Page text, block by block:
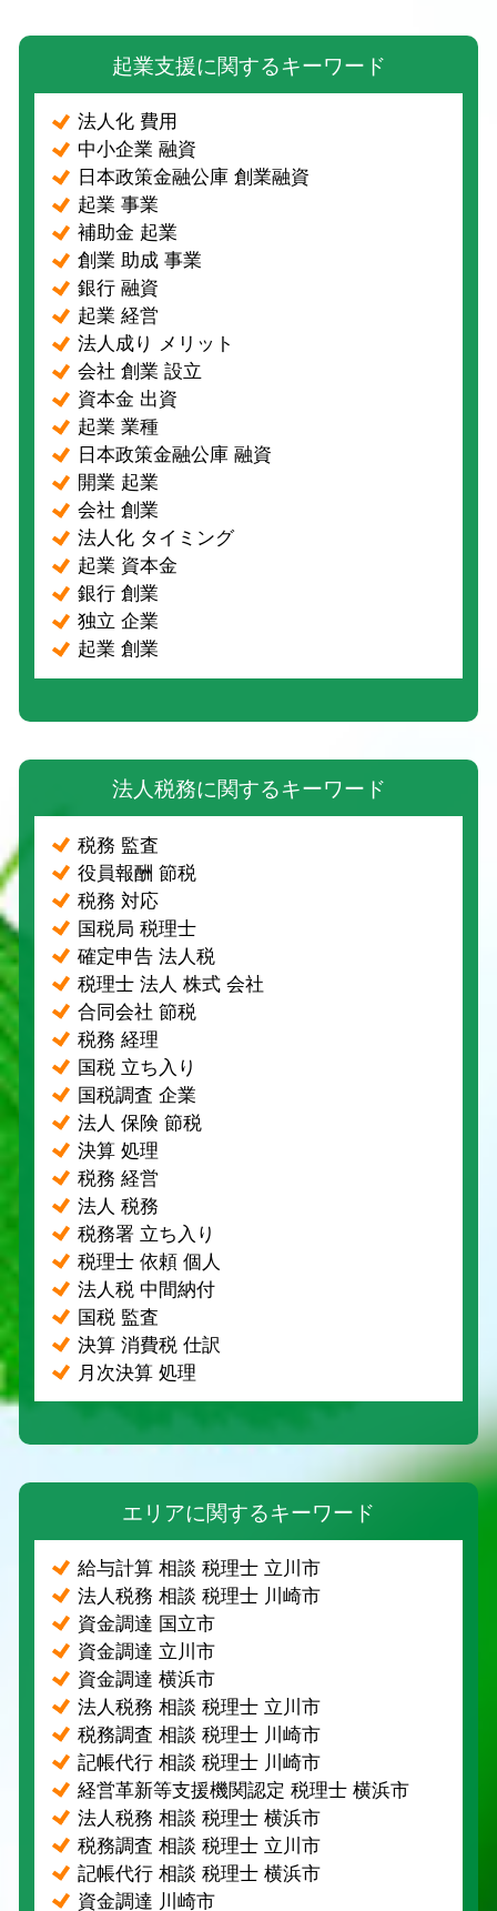
起業支援に関するキーワード
法人化 費用
中小企業 融資
日本政策金融公庫 創業融資
起業 事業
補助金 起業
創業 助成 事業
銀行 融資
起業 経営
法人成り メリット
会社 創業 設立
資本金 出資
起業 業種
日本政策金融公庫 融資
開業 起業
会社 創業
法人化 タイミング
起業 資本金
銀行 創業
独立 企業
起業 創業
法人税務に関するキーワード
税務 監査
役員報酬 節税
税務 対応
国税局 税理士
確定申告 法人税
税理士 法人 株式 会社
合同会社 節税
税務 経理
国税 立ち入り
国税調査 企業
法人 保険 節税
決算 処理
税務 経営
法人 税務
税務署 立ち入り
税理士 依頼 個人
法人税 中間納付
国税 監査
決算 消費税 仕訳
月次決算 処理
エリアに関するキーワード
給与計算 相談 税理士 立川市
法人税務 相談 税理士 川崎市
資金調達 国立市
資金調達 立川市
資金調達 横浜市
法人税務 相談 税理士 立川市
税務調査 相談 税理士 川崎市
記帳代行 相談 税理士 川崎市
経営革新等支援機関認定 税理士 横浜市
法人税務 相談 税理士 横浜市
税務調査 相談 税理士 立川市
記帳代行 相談 税理士 横浜市
資金調達 川崎市